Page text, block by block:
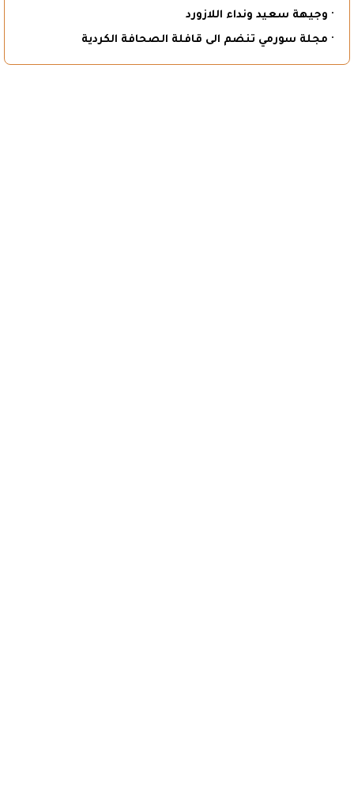
· وجيهة سعيد ونداء اللازورد
· مجلة سورمي تنضم الى قافلة الصحافة الكردية